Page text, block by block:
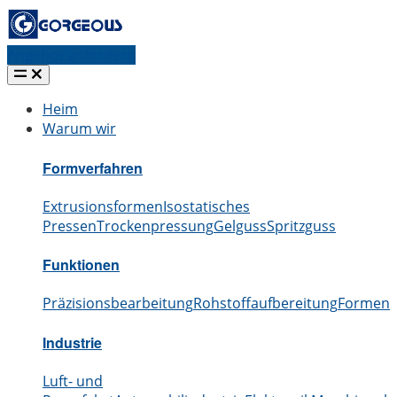
Heim
Warum wir
Formverfahren
ExtrusionsformenIsostatisches
PressenTrockenpressungGelgussSpritzguss
Funktionen
PräzisionsbearbeitungRohstoffaufbereitungFormen
Industrie
Luft- und